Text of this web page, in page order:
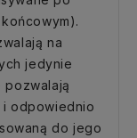
na
jedynie
pozwalają
odpowiednio
do jego